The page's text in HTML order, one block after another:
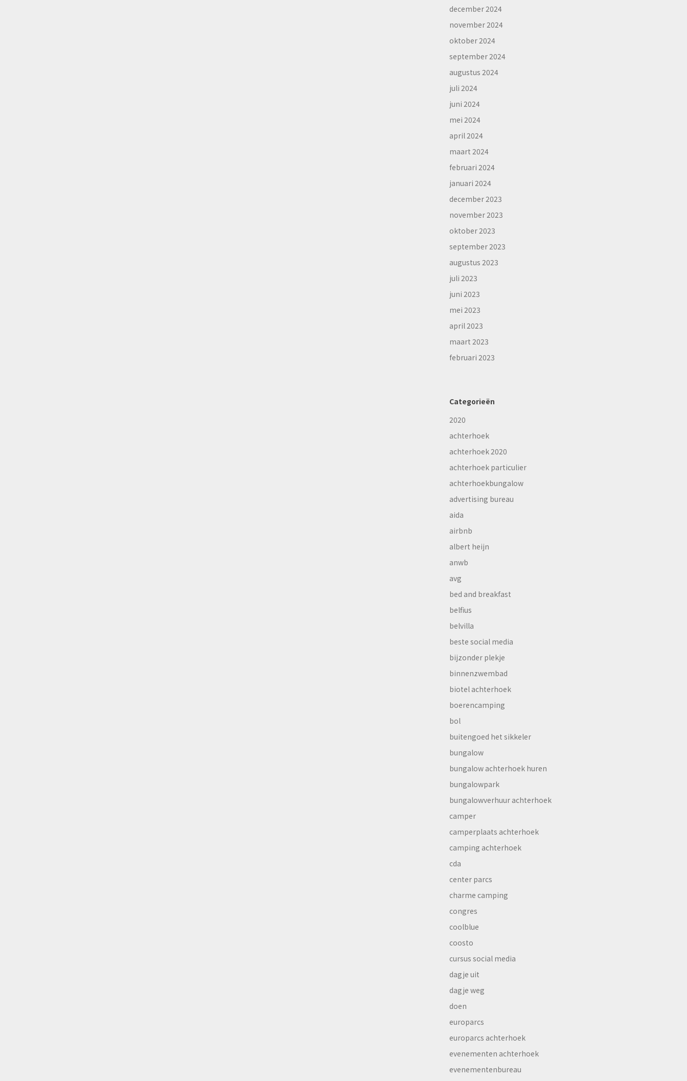
december 2024
november 2024
oktober 2024
september 2024
augustus 2024
juli 2024
juni 2024
mei 2024
april 2024
maart 2024
februari 2024
januari 2024
december 2023
november 2023
oktober 2023
september 2023
augustus 2023
juli 2023
juni 2023
mei 2023
april 2023
maart 2023
februari 2023
Categorieën
2020
achterhoek
achterhoek 2020
achterhoek particulier
achterhoekbungalow
advertising bureau
aida
airbnb
albert heijn
anwb
avg
bed and breakfast
belfius
belvilla
beste social media
bijzonder plekje
binnenzwembad
biotel achterhoek
boerencamping
bol
buitengoed het sikkeler
bungalow
bungalow achterhoek huren
bungalowpark
bungalowverhuur achterhoek
camper
camperplaats achterhoek
camping achterhoek
cda
center parcs
charme camping
congres
coolblue
coosto
cursus social media
dagje uit
dagje weg
doen
europarcs
europarcs achterhoek
evenementen achterhoek
evenementenbureau